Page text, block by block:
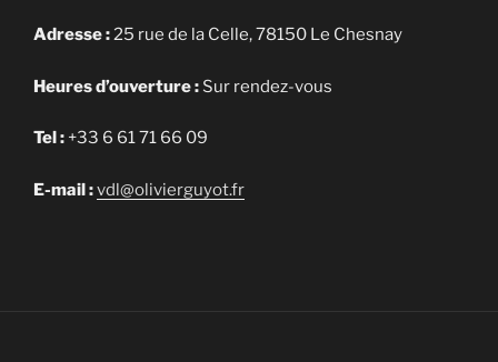
Adresse :25 rue de la Celle, 78150 Le Chesnay
Heures d’ouverture : Sur rendez-vous
Tel : +33 6 61 71 66 09
E-mail :vdl@olivierguyot.fr